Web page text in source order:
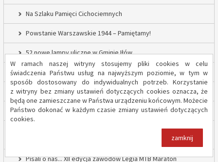
W ramach naszej witryny stosujemy pliki cookies w celu
świadczenia Państwu usług na najwyższym poziomie, w tym w
sposób dostosowany do indywidualnych potrzeb. Korzystanie
z witryny bez zmiany ustawień dotyczących cookies oznacza, że
będą one zamieszczane w Państwa urządzeniu końcowym. Możecie
Państwo dokonać w każdym czasie zmiany ustawień dotyczących
cookies.
zamknij
Na Szlaku Pamięci Cichociemnych
Powstanie Warszawskie 1944 – Pamiętamy!
52 nowe lampy uliczne w Gminie Iłów
Inwestycja drogowa w Sadowie – prace rozpoczęte
Trwają inwestycje w Gminie Iłów
„Modernizacja Oczyszczalni Ścieków w Iłowie – etap II”
Strażacy z OSP Iłów walczą o pieniądze od Harnasia. Zachęcamy
Pisali o nas... XII edycja zawodów Legia MTB Maraton